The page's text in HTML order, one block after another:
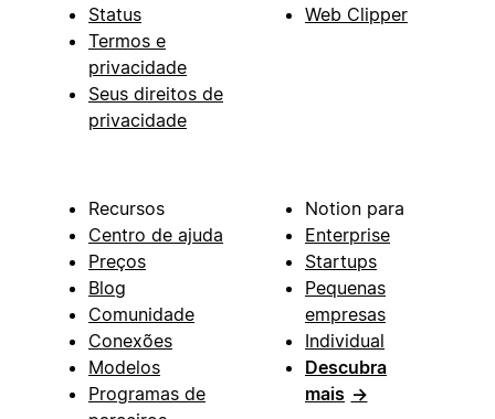
Status
Termos e
privacidade
Seus direitos de
privacidade
Web Clipper
Recursos
Centro de ajuda
Preços
Blog
Comunidade
Conexões
Modelos
Programas de
Notion para
Enterprise
Startups
Pequenas
empresas
Individual
Descubra
mais →